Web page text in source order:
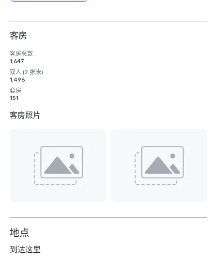
客房
客房总数
1,647
双人 (2 张床)
1,496
套房
151
客房照片
地点
到达这里